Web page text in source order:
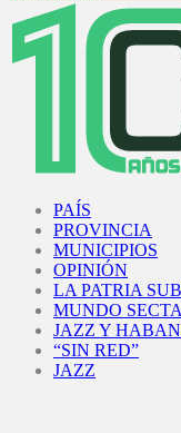
PAÍS
PROVINCIA
MUNICIPIOS
OPINIÓN
LA PATRIA
MUNDO
JAZZ Y
“SIN RED”
JAZZ